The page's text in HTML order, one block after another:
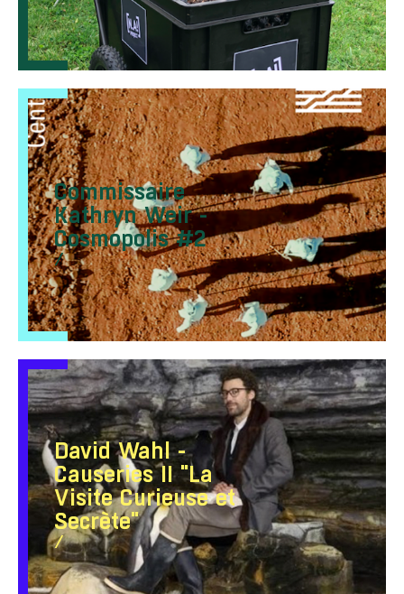
Commissaire
Kathryn Weir -
Cosmopolis #2
/
David Wahl -
Causeries II "La
Visite Curieuse et
Secrète"
/